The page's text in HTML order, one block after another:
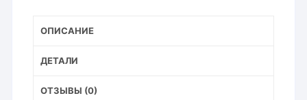
ОПИСАНИЕ
ДЕТАЛИ
ОТЗЫВЫ (0)